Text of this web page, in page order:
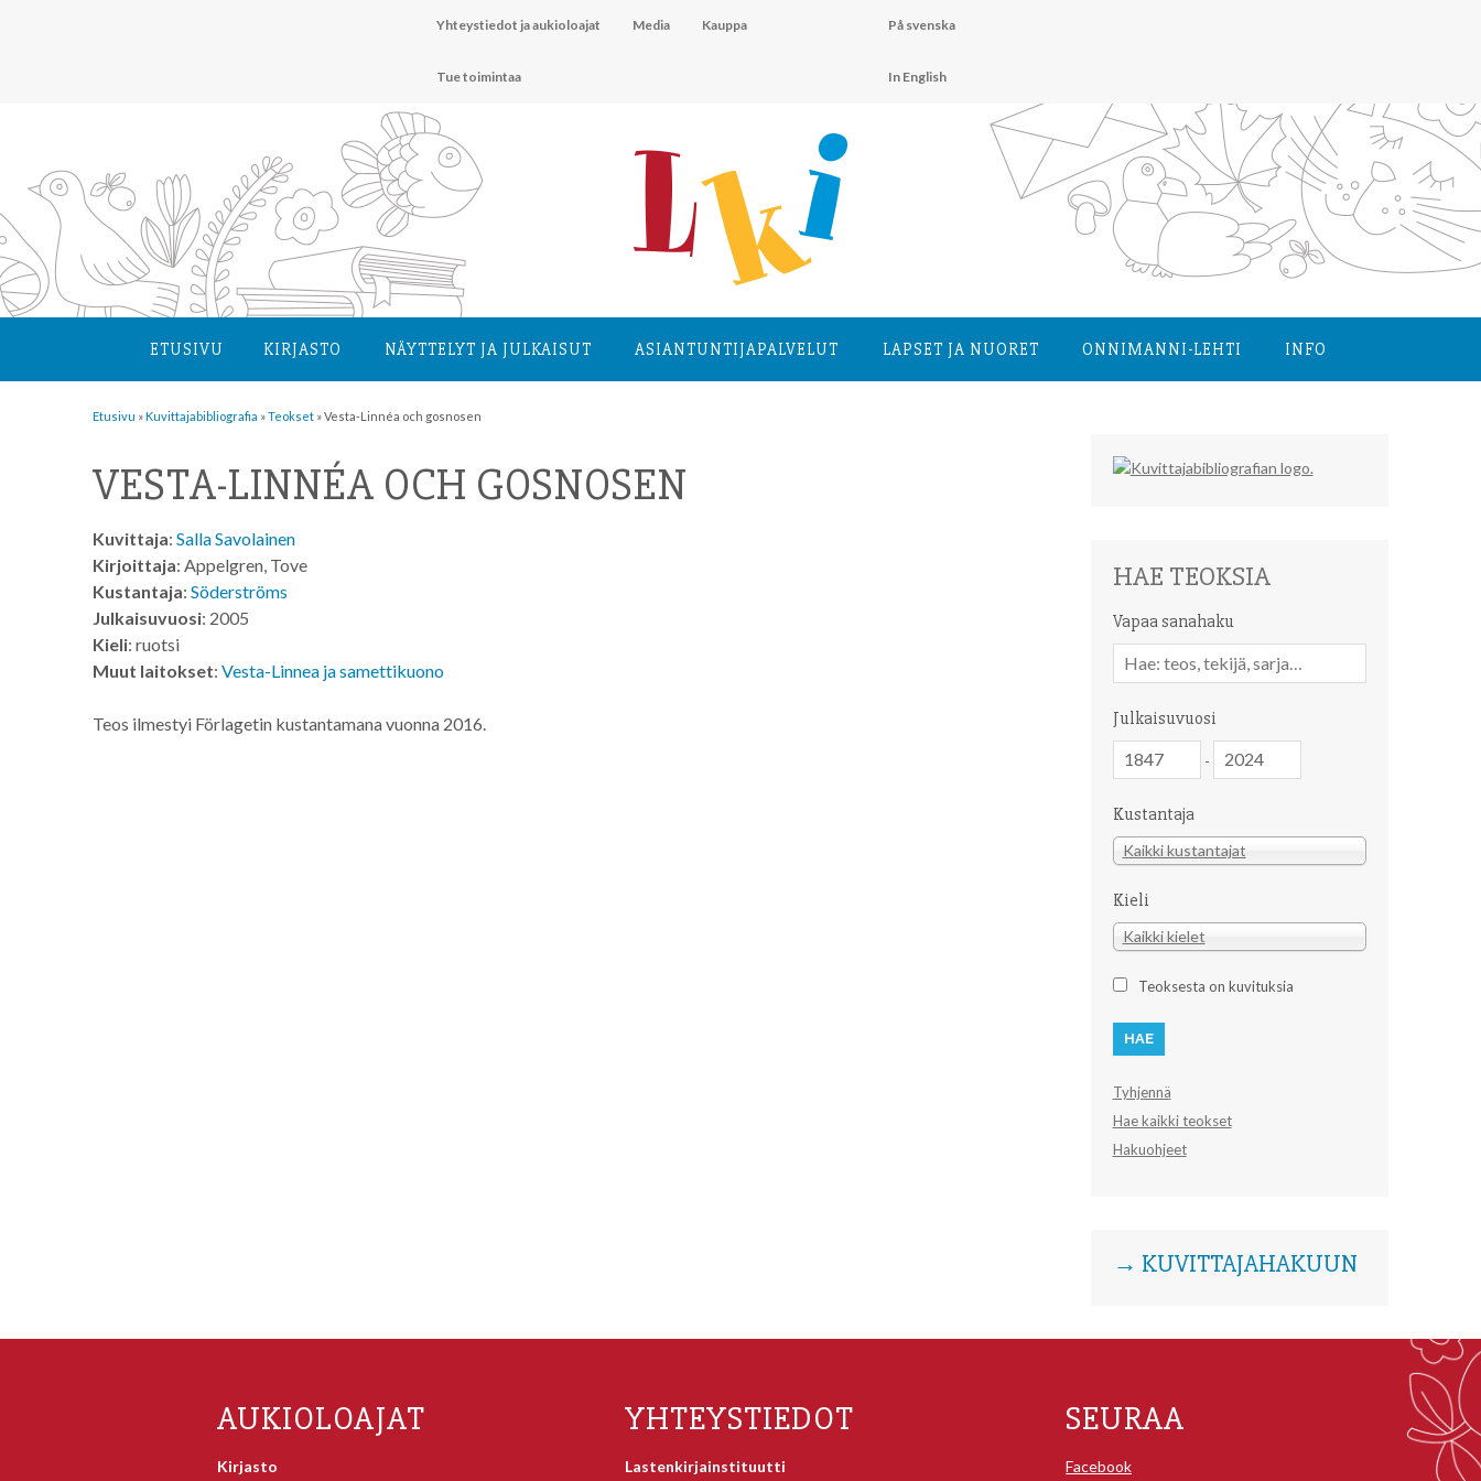
Yhteystiedot ja aukioloajat Media Kauppa
Tue toimintaa
På svenska
In English
ETUSIVU KIRJASTO NÄYTTELYT JA JULKAISUT ASIANTUNTIJA­PALVELUT LAPSET JA NUORET ONNIMANNI-LEHTI INFO
Etusivu »Kuvittaja­bibliografia »Teokset »Vesta-Linnéa och gosnosen
VESTA-LINNÉA OCH GOSNOSEN
Kuvittaja: Salla Savolainen
Kirjoittaja: Appelgren, Tove
Kustantaja: Söderströms
Julkaisuvuosi: 2005
Kieli: ruotsi
Muut laitokset: Vesta-Linnea ja samettikuono
Teos ilmestyi Förlagetin kustantamana vuonna 2016.
HAE TEOKSIA
Vapaa sanahaku
sanahaku
Julkaisuvuosi
-
Kustantaja
Kustantaja
Kaikki kustantajat
Kieli
Kieli
Kaikki kielet
Teoksesta on kuvituksia
Tyhjennä
Hae kaikki teokset
Hakuohjeet
→ KUVITTAJAHAKUUN
AUKIOLOAJAT
Kirjasto
YHTEYSTIEDOT
Lastenkirjainstituutti
SEURAA
Facebook